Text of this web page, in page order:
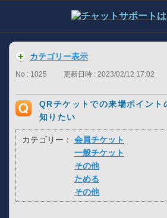
カテゴリー表示
No : 1025 更新日時 : 2023/02/12 17:02
QRチケットでの来場ポイント
知りたい
カテゴリー：
会員チケット
一般チケット
その他
ためる
その他